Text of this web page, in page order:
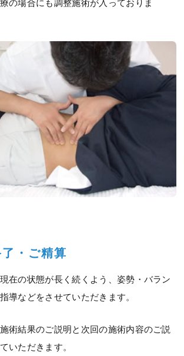
療の場合にも調整施術が入っておりま
・ご精算
在の状態が長く続くよう、姿勢・バラン
導などをさせていただきます。
術結果のご説明と次回の施術内容のご説
いただきます。